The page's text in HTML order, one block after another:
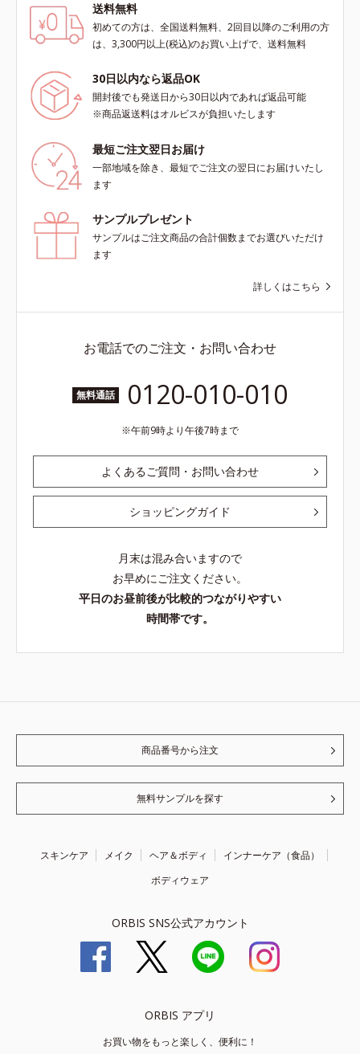
ちり・ほこり
送料無料
初めての方は、全国送料無料、2回目以降のご利用の方
は、3,300円以上(税込)のお買い上げで、送料無料
30日以内なら返品OK
開封後でも発送日から30日以内であれば返品可能
※商品返送料はオルビスが負担いたします
最短ご注文翌日お届け
一部地域を除き、最短でご注文の翌日にお届けいたし
ます
サンプルプレゼント
サンプルはご注文商品の合計個数までお選びいただけ
ます
詳しくはこちら
お電話でのご注文・お問い合わせ
無料通話 0120-010-010
午前9時より午後7時まで
よくあるご質問・お問い合わせ
ショッピングガイド
月末は混み合いますので
お早めにご注文ください。
平日のお昼前後が比較的つながりやすい
時間帯です。
商品番号から注文
無料サンプルを探す
スキンケア メイク ヘア＆ボディ
インナーケア（食品）
ボディウェア
ORBIS SNS公式アカウント
ORBIS アプリ
お買い物をもっと楽しく、便利に！